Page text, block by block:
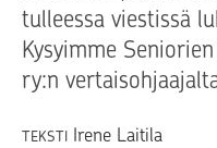
tulleessa viestissä
Kysyimme
ry:n
TEKSTI Irene Laitila